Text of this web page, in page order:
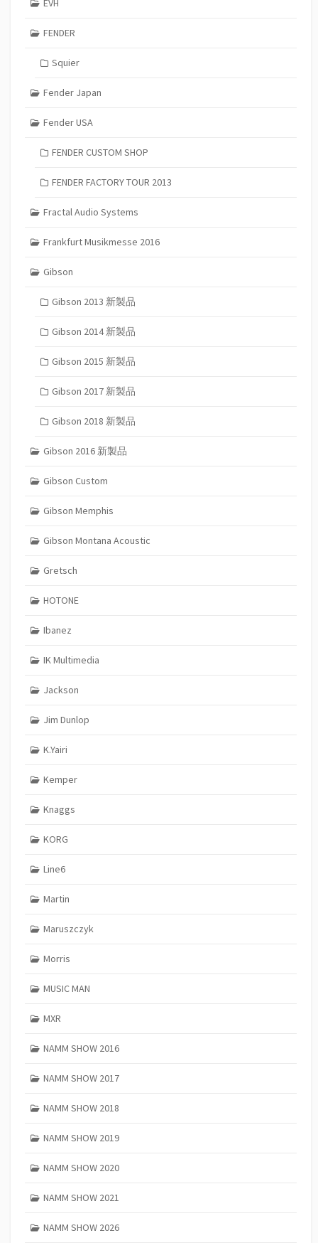
EVH
FENDER
Squier
Fender Japan
Fender USA
FENDER CUSTOM SHOP
FENDER FACTORY TOUR 2013
Fractal Audio Systems
Frankfurt Musikmesse 2016
Gibson
Gibson 2013 新製品
Gibson 2014 新製品
Gibson 2015 新製品
Gibson 2017 新製品
Gibson 2018 新製品
Gibson 2016 新製品
Gibson Custom
Gibson Memphis
Gibson Montana Acoustic
Gretsch
HOTONE
Ibanez
IK Multimedia
Jackson
Jim Dunlop
K.Yairi
Kemper
Knaggs
KORG
Line6
Martin
Maruszczyk
Morris
MUSIC MAN
MXR
NAMM SHOW 2016
NAMM SHOW 2017
NAMM SHOW 2018
NAMM SHOW 2019
NAMM SHOW 2020
NAMM SHOW 2021
NAMM SHOW 2026